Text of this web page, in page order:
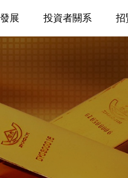
展 投資者關系 招